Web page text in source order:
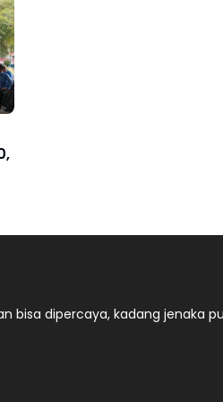
bisa dipercaya, kadang jenaka